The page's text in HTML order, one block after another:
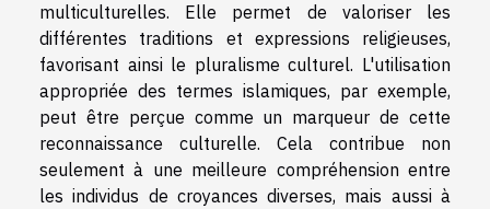
multiculturelles. Elle permet de valoriser les
différentes traditions et expressions religieuses,
favorisant ainsi le pluralisme culturel. L'utilisation
appropriée des termes islamiques, par exemple,
peut être perçue comme un marqueur de cette
reconnaissance culturelle. Cela contribue non
seulement à une meilleure compréhension entre
les individus de croyances diverses, mais aussi à